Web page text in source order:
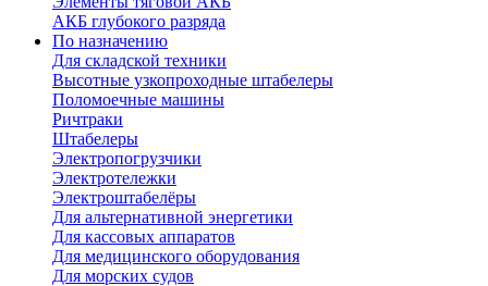
АКБ глубокого разряда
По назначению
Для складской техники
Высотные узкопроходные штабелеры
Поломоечные машины
Ричтраки
Штабелеры
Электропогрузчики
Электротележки
Электроштабелёры
Для альтернативной энергетики
Для кассовых аппаратов
Для медицинского оборудования
Для морских судов